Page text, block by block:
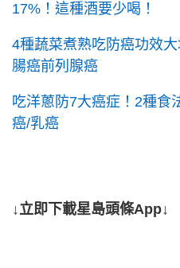
17%！這種酒要少喝！
4種蔬菜煮熟吃防癌功效
腸癌前列腺癌
吃洋蔥防7大癌症！2種食
癌/乳癌
↓立即下載星島頭條App↓